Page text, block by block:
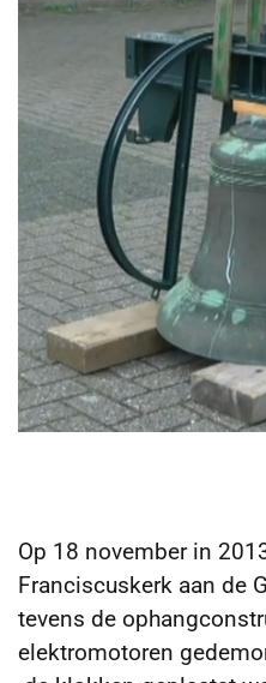
Op 18 november in
Franciscuskerk aan de
tevens de
elektromotoren